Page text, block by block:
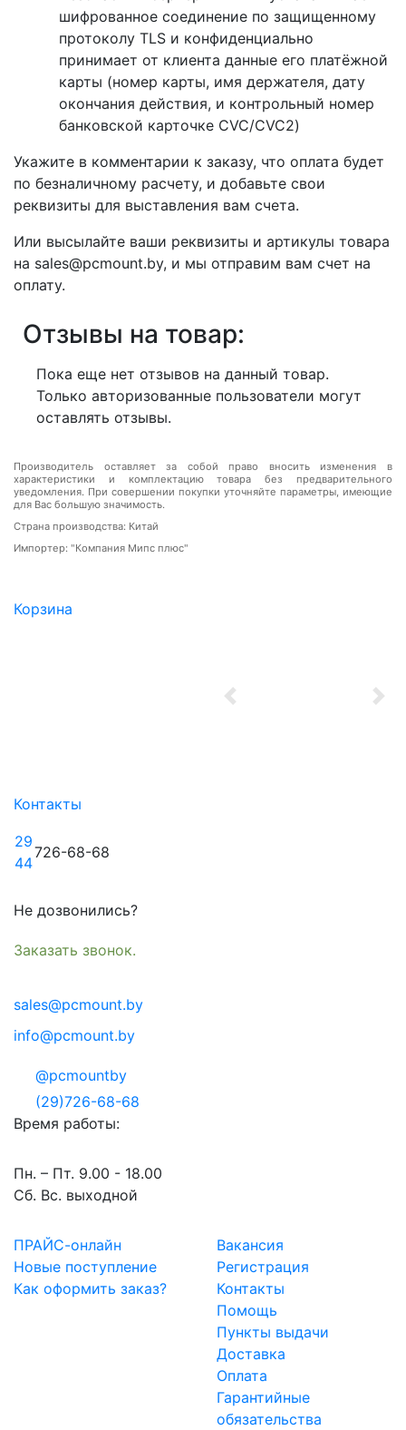
Корзина
Previous
Контакты
29
44
726-68-68
Не дозвонились?
Заказать звонок.
sales@pcmount.by
info@pcmount.by
@pcmountby
(29)726-68-68
Время работы:
Пн. – Пт. 9.00 - 18.00
Сб. Вс. выходной
шифрованное соединение по защищенному
протоколу TLS и конфиденциально
принимает от клиента данные его платёжной
карты (номер карты, имя держателя, дату
окончания действия, и контрольный номер
банковской карточке CVC/CVC2)
Укажите в комментарии к заказу, что оплата будет
по безналичному расчету, и добавьте свои
реквизиты для выставления вам счета.
Или высылайте ваши реквизиты и артикулы товара
на sales@pcmount.by, и мы отправим вам счет на
оплату.
Отзывы на товар:
Пока еще нет отзывов на данный товар.
Только авторизованные пользователи могут
оставлять отзывы.
Производитель оставляет за собой право вносить изменения в
характеристики и комплектацию товара без предварительного
уведомления. При совершении покупки уточняйте параметры, имеющие
для Вас большую значимость.
Страна производства: Китай
Импортер: "Компания Мипс плюс"
ПРАЙС-онлайн
Новые поступление
Как оформить заказ?
Вакансия
Регистрация
Контакты
Помощь
Пункты выдачи
Доставка
Оплата
Гарантийные
обязательства